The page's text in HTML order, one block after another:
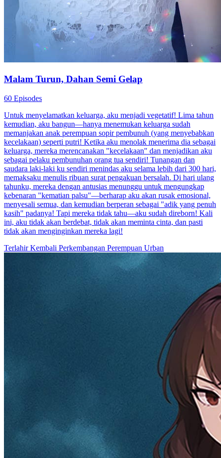
Malam Turun, Dahan Semi Gelap
60 Episodes
Untuk menyelamatkan keluarga, aku menjadi vegetatif! Lima tahun
kemudian, aku bangun—hanya menemukan keluarga sudah
memanjakan anak perempuan sopir pembunuh (yang menyebabkan
kecelakaan) seperti putri! Ketika aku menolak menerima dia sebagai
keluarga, mereka merencanakan "kecelakaan" dan menjadikan aku
sebagai pelaku pembunuhan orang tua sendiri! Tunangan dan
saudara laki-laki ku sendiri menindas aku selama lebih dari 300 hari,
memaksaku menulis ribuan surat pengakuan bersalah. Di hari ulang
tahunku, mereka dengan antusias menunggu untuk mengungkap
kebenaran "kematian palsu"—berharap aku akan rusak emosional,
menyesali semua, dan kemudian berperan sebagai "adik yang penuh
kasih" padanya! Tapi mereka tidak tahu—aku sudah direborn! Kali
ini, aku tidak akan berdebat, tidak akan meminta cinta, dan pasti
tidak akan menginginkan mereka lagi!
Terlahir Kembali Perkembangan Perempuan Urban